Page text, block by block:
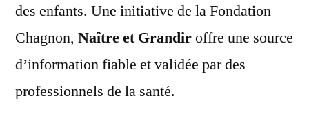
des enfants. Une initiative de la Fondation
Chagnon, Naître et Grandiroffre une source
d’information fiable et validée par des
professionnels de la santé.